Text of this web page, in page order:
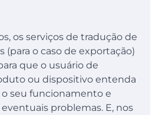
os serviços de tradução de
(para o caso de exportação)
que o usuário de
ou dispositivo entenda
seu funcionamento e
problemas. E, nos